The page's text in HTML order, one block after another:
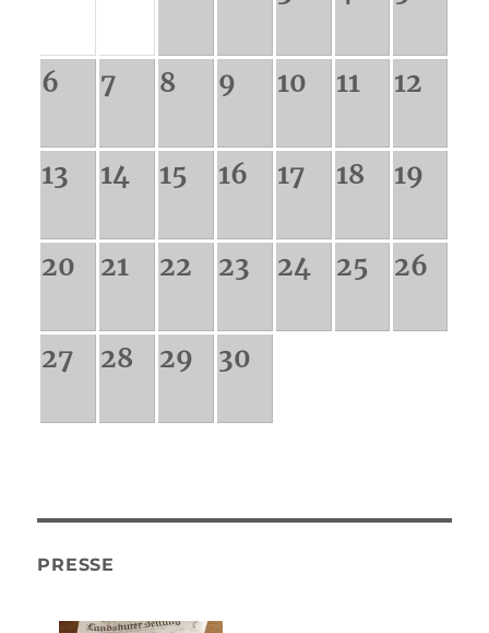
6 7 8 9 10 11 12
13 14 15 16 17 18 19
20 21 22 23 24 25 26
27 28 29 30
PRESSE